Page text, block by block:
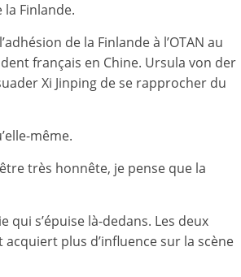
la Finlande.
de la Finlande à l’OTAN au
français en Chine. Ursula von der
Xi Jinping de se rapprocher du
même.
très honnête, je pense que la
qui s’épuise là-dedans. Les deux
plus d’influence sur la scène